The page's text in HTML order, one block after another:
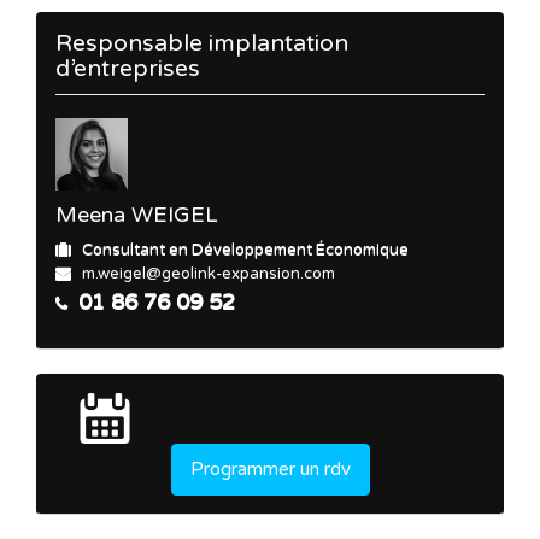
Responsable implantation
d’entreprises
Meena WEIGEL
Consultant en Développement Économique
m.weigel@geolink-expansion.com
01 86 76 09 52
Programmer un rdv